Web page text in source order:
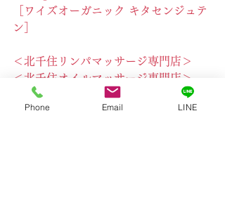
［ワイズオーガニック キタセンジュテ
ン］
＜北千住リンパマッサージ専門店＞
＜北千住オイルマッサージ専門店＞
＜北千住アロマテラピー専門店＞
東京都足立区　北千住駅西口　徒歩4分
Phone Email LINE